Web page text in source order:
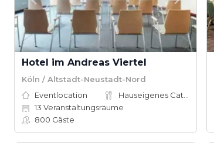
Hotel im Andreas Viertel
Köln / Altstadt-Neustadt-Nord
Eventlocation
13 Veranstaltungsräume
800 Gäste